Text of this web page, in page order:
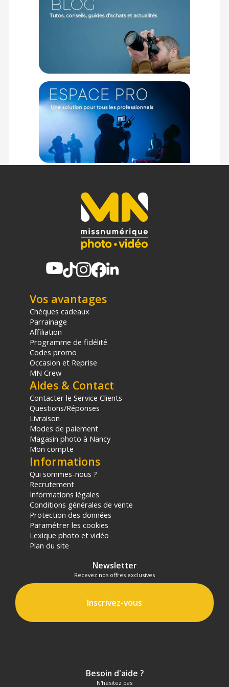
1x Bouchon d'objectif clip PRO 82mm par Kooduu
Offre valable jusqu'au 08-08-2026 inclus.
Code EAN Kooduu Bouchon d'objectif clip PRO 82 mm -
Bouchons et accessoires - Achat et pris :5055290622925
(1) Nombre de points Fidélité estimés, hors remises au panier, basé
sur le prix TTC en €, les points seront effectivement calculés dans le
Vos avantages
Chèques cadeaux
Parrainage
Affiliation
Programme de fidélité
Codes promo
Occasion et Reprise
MN Crew
Aides & Contact
Contacter le Service Clients
Questions/Réponses
Livraison
Modes de paiement
Magasin photo à Nancy
Mon compte
Informations
Qui sommes-nous ?
Recrutement
Informations légales
Conditions générales de vente
Protection des données
Paramétrer les cookies
Lexique photo et vidéo
Plan du site
Newsletter
Recevez nos offres exclusives
Inscrivez-vous
Besoin d'aide ?
N'hésitez pas